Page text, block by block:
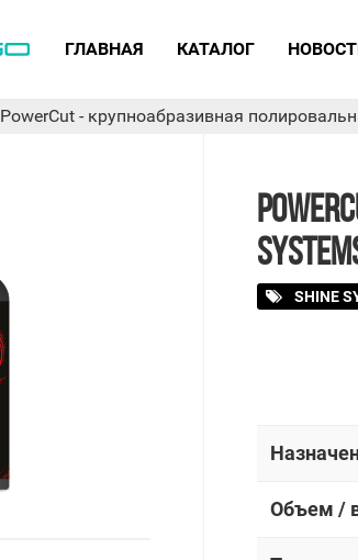
ГЛАВНАЯ КАТАЛОГ
PowerCut - крупноабразивная
SHINE
Объем /